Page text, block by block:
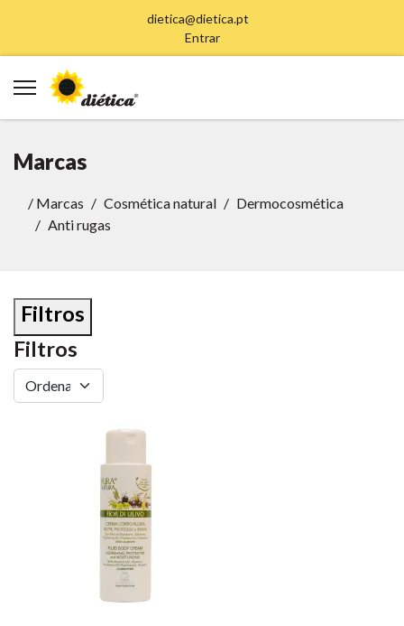
dietica@dietica.pt
Entrar
Marcas
/ Marcas Cosmética natural
Dermocosmética
Anti rugas
Filtros
Filtros